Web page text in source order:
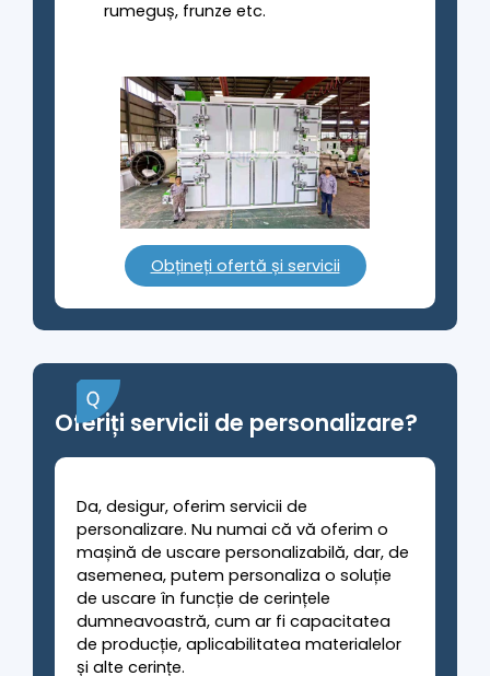
rumeguș, frunze etc.
Obțineți ofertă și servicii
Oferiți servicii de personalizare?
Da, desigur, oferim servicii de
personalizare. Nu numai că vă oferim o
mașină de uscare personalizabilă, dar, de
asemenea, putem personaliza o soluție
de uscare în funcție de cerințele
dumneavoastră, cum ar fi capacitatea
de producție, aplicabilitatea materialelor
și alte cerințe.